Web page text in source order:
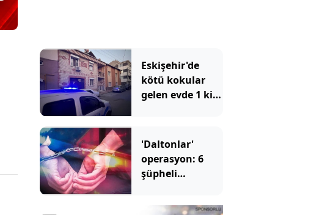
Eskişehir'de
kötü kokular
gelen evde 1 kişi
'Daltonlar'
operasyon: 6
şüpheli